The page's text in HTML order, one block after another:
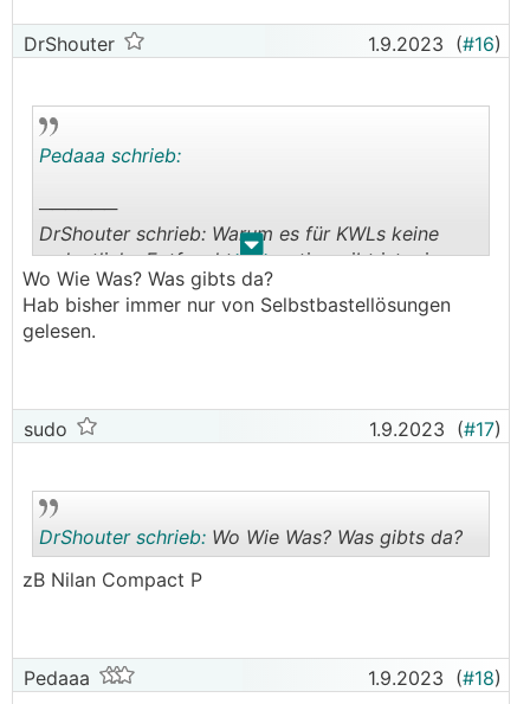
DrShouter 1.9.2023 (#16)
. .
Pedaaa schrieb:
──────
DrShouter schrieb: Warum es für KWLs keine
ordentliche Entfeuchtungsoption gibt ist mir
auch ein Rätsel - sollte ja nicht so schwer sein....
───────────────
angekommen.
Dadurch nun aber sehr viele Neubauten passiv
Geräten mit Entfeuchtungsfunktion steigen.
Denke, da wird sich bald was am Markt tun...
Wo Wie Was? Was gibts da?
Hab bisher immer nur von Selbstbastellösungen
gelesen.
sudo 1.9.2023 (#17)
DrShouter schrieb: Wo Wie Was? Was gibts da?
zB Nilan Compact P
Pedaaa 1.9.2023 (#18)